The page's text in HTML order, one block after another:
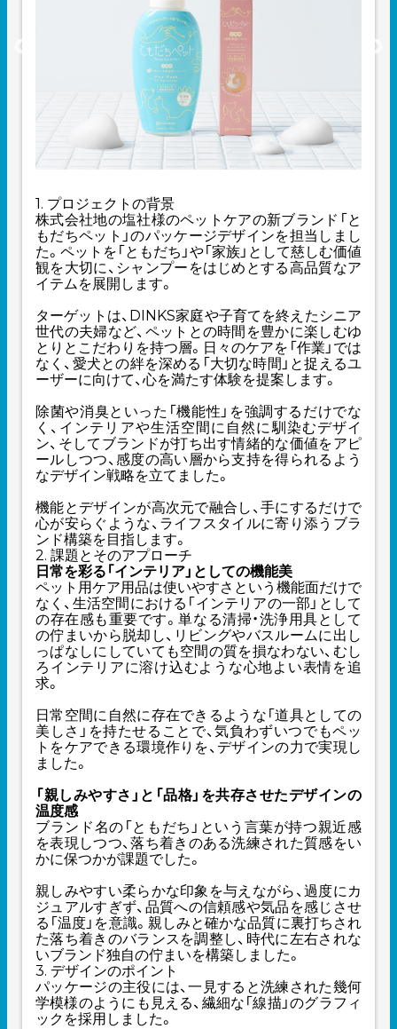
1. プロジェクトの背景
株式会社地の塩社様のペットケアの新ブランド「と
もだちペット」のパッケージデザインを担当しまし
た。ペットを「ともだち」や「家族」として慈しむ価値
観を大切に、シャンプーをはじめとする高品質なア
イテムを展開します。
ターゲットは、DINKS家庭や子育てを終えたシニア
世代の夫婦など、ペットとの時間を豊かに楽しむゆ
とりとこだわりを持つ層。日々のケアを「作業」では
なく、愛犬との絆を深める「大切な時間」と捉えるユ
ーザーに向けて、心を満たす体験を提案します。
除菌や消臭といった「機能性」を強調するだけでな
く、インテリアや生活空間に自然に馴染むデザイ
ン、そしてブランドが打ち出す情緒的な価値をアピ
ールしつつ、感度の高い層から支持を得られるよう
なデザイン戦略を立てました。
機能とデザインが高次元で融合し、手にするだけで
心が安らぐような、ライフスタイルに寄り添うブラ
ンド構築を目指します。
2. 課題とそのアプローチ
日常を彩る「インテリア」としての機能美
ペット用ケア用品は使いやすさという機能面だけで
なく、生活空間における「インテリアの一部」として
の存在感も重要です。単なる清掃・洗浄用具として
の佇まいから脱却し、リビングやバスルームに出し
っぱなしにしていても空間の質を損なわない、むし
ろインテリアに溶け込むような心地よい表情を追
求。
日常空間に自然に存在できるような「道具としての
美しさ」を持たせることで、気負わずいつでもペッ
トをケアできる環境作りを、デザインの力で実現し
ました。
「親しみやすさ」と「品格」を共存させたデザインの
温度感
ブランド名の「ともだち」という言葉が持つ親近感
を表現しつつ、落ち着きのある洗練された質感をい
かに保つかが課題でした。
親しみやすい柔らかな印象を与えながら、過度にカ
ジュアルすぎず、品質への信頼感や気品を感じさせ
る「温度」を意識。親しみと確かな品質に裏打ちされ
た落ち着きのバランスを調整し、時代に左右されな
いブランド独自の佇まいを構築しました。
3. デザインのポイント
パッケージの主役には、一見すると洗練された幾何
学模様のようにも見える、繊細な「線描」のグラフィ
ックを採用しました。